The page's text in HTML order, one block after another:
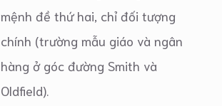
mệnh đề thứ hai, chỉ đối tượng
chính (trường mẫu giáo và ngân
hàng ở góc đường Smith và
Oldfield).